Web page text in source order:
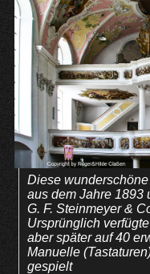
Diese
aus dem Jahre 1893
G. F. Steinmeyer &
Ursprünglich
aber später auf 40
Manuelle
gespielt